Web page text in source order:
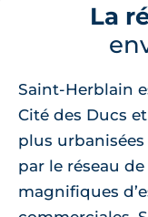
La
Saint-Herblain
Cité des Ducs
plus
par le réseau
magnifiques